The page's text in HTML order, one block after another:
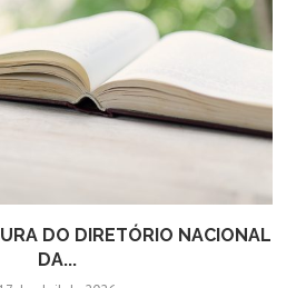
DO DIRETÓRIO NACIONAL
DA...